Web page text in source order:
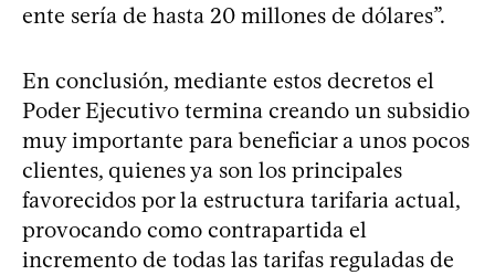
ente sería de hasta 20 millones de dólares”.
En conclusión, mediante estos decretos el
Poder Ejecutivo termina creando un subsidio
muy importante para beneficiar a unos pocos
clientes, quienes ya son los principales
favorecidos por la estructura tarifaria actual,
provocando como contrapartida el
incremento de todas las tarifas reguladas de